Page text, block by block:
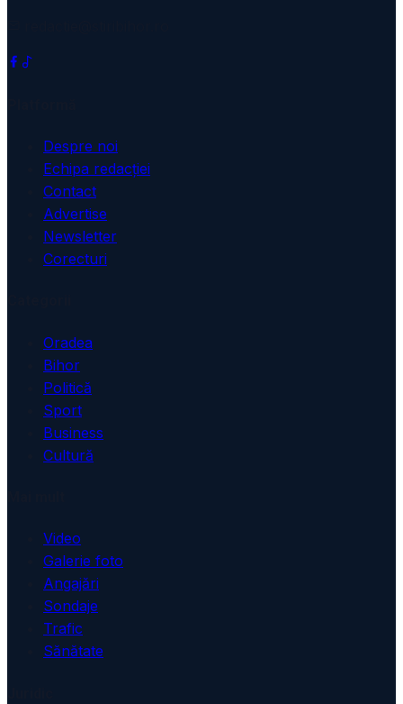
Despre noi
Echipa redacției
Contact
Advertise
Newsletter
Corecturi
Oradea
Bihor
Politică
Sport
Business
Cultură
Video
Galerie foto
Angajări
Sondaje
Trafic
Sănătate